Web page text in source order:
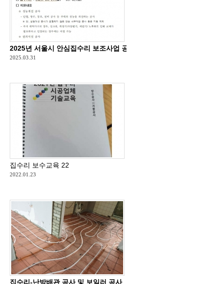
2025년 서울시 안심집수리 보조사업 공고-1200만원 지원
2025.03.31
집수리 보수교육 22
2022.01.23
집수리-난방배관 공사 및 보일러 공사